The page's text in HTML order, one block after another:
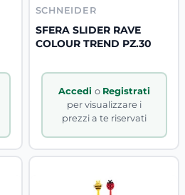
SCHNEIDER
SFERA SLIDER RAVE
COLOUR TREND PZ.30
Accedi o Registrati
per visualizzare i
prezzi a te riservati